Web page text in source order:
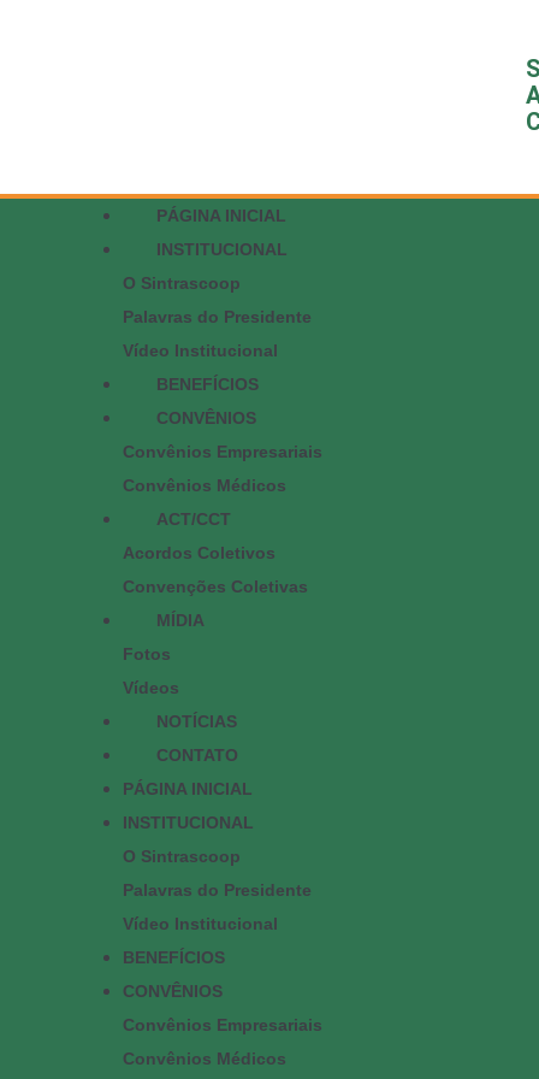
PÁGINA INICIAL
INSTITUCIONAL
O Sintrascoop
Palavras do Presidente
Vídeo Institucional
BENEFÍCIOS
CONVÊNIOS
Convênios Empresariais
Convênios Médicos
ACT/CCT
Acordos Coletivos
Convenções Coletivas
MÍDIA
Fotos
Vídeos
NOTÍCIAS
CONTATO
PÁGINA INICIAL
INSTITUCIONAL
O Sintrascoop
Palavras do Presidente
Vídeo Institucional
BENEFÍCIOS
CONVÊNIOS
Convênios Empresariais
Convênios Médicos